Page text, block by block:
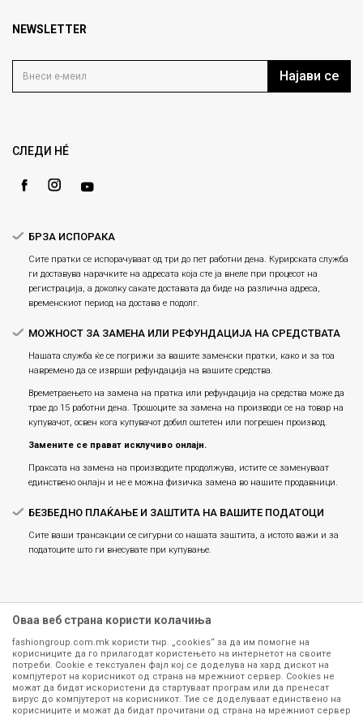
Продавници
Блог
Gift Card
Политика на приватност
Како да купите
Замена и рефундација на производи
NEWSLETTER
Најави се
СЛЕДИ НÉ
БРЗА ИСПОРАКА
Сите пратки се испорачуваат од три до пет работни дена. Курирската служба
ги доставува нарачките на адресата која сте ја внеле при процесот на
регистрација, а доколку сакате доставата да биде на различна адреса,
временскиот период на достава е подолг.
МОЖНОСТ ЗА ЗАМЕНА ИЛИ РЕФУНДАЦИЈА НА СРЕДСТВАТА
Нашата служба ќе се погрижи за вашите заменски пратки, како и за тоа
навремено да се изврши рефундација на вашите средства.
Времетраењето на замена на пратка или рефундацијa на средства може да
трае до 15 работни дена. Трошоците за замена на производи се на товар на
купувачот, освен кога купувачот добил оштетен или погрешен производ.
Замените се прават исклучиво онлајн.
Праксата на замена на производите продолжува, истите се заменуваат
единствено онлајн и не е можна физичка замена во нашите продавници.
БЕЗБЕДНО ПЛАЌАЊЕ И ЗАШТИТА НА ВАШИТЕ ПОДАТОЦИ
Сите ваши трансакции се сигурни со нашата заштита, а истото важи и за
податоците што ги внесувате при купување.
Сите информации околу производите кои се изложени на нашата
онлајн продавница се стремиме да бидат конкретни, точни и прецизни,
Оваа веб страна користи колачиња
fashiongroup.com.mk користи тнр. „cookies“ за да им помогне на
корисниците да го прилагодат користењето на интернетот на своите
потреби. Cookie е текстуален фајл кој се доделува на хард дискот на
компјутерот на корисникот од страна на мрежниот сервер. Cookies не
можат да бидат искористени да стартуваат програм или да пренесат
вирус до компјутерот на корисникот. Тие се доделуваат единствено на
корисниците и можат да бидат прочитани од страна на мрежниот сервер